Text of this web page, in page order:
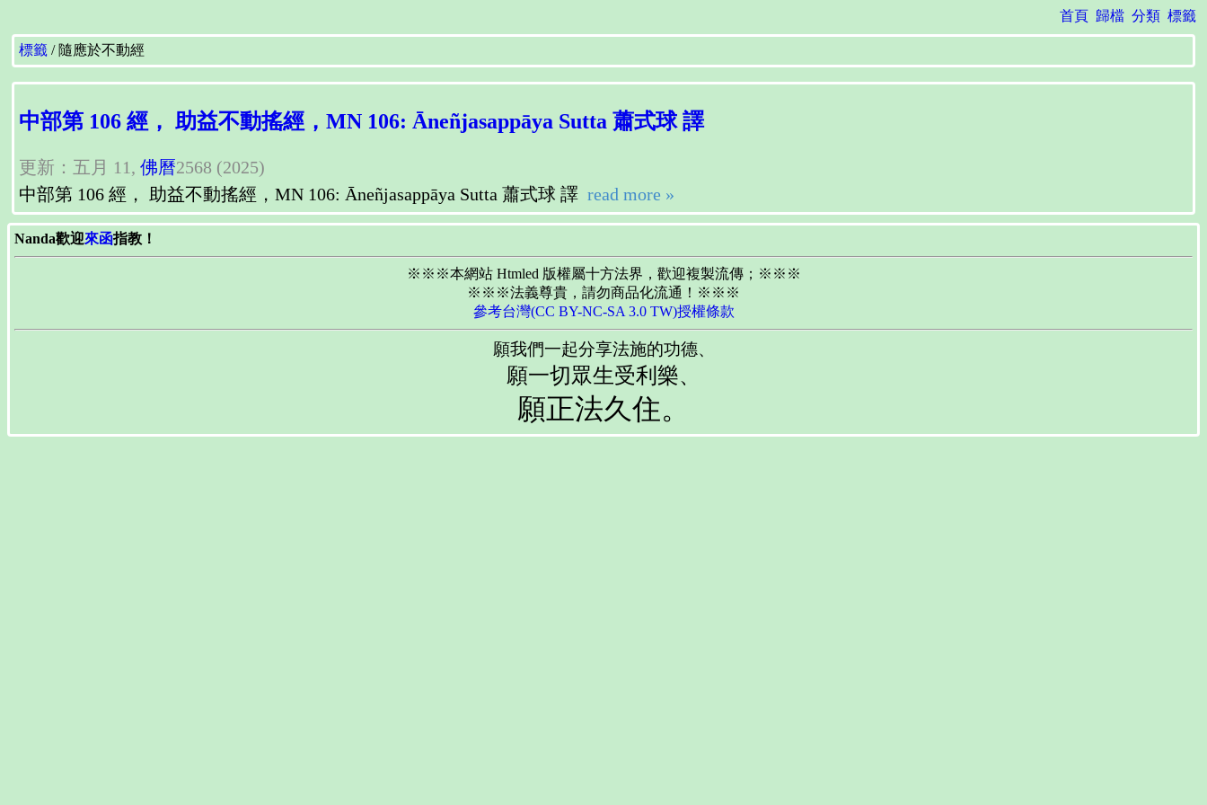
首頁 歸檔 分類 標籤
標籤 隨應於不動經
中部第 106 經， 助益不動搖經，MN 106: Āneñjasappāya Sutta 蕭式球 譯
更新：五月 11, 佛曆2568 (2025)
中部第 106 經， 助益不動搖經，MN 106: Āneñjasappāya Sutta 蕭式球 譯 read more »
Nanda歡迎來函指教！
※※※本網站 Htmled 版權屬十方法界，歡迎複製流傳；※※※
※※※法義尊貴，請勿商品化流通！※※※
參考台灣(CC BY-NC-SA 3.0 TW)授權條款
願我們一起分享法施的功德、
願一切眾生受利樂、
願正法久住。